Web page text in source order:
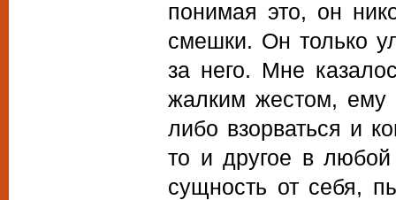
понимая это, он
смешки. Он только
за него. Мне
жалким жестом, ему
либо взорваться и
то и другое в любой
сущность от себя,